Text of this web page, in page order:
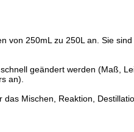
von 250mL zu 250L an. Sie
geändert werden (Maß,
an).
Mischen, Reaktion,